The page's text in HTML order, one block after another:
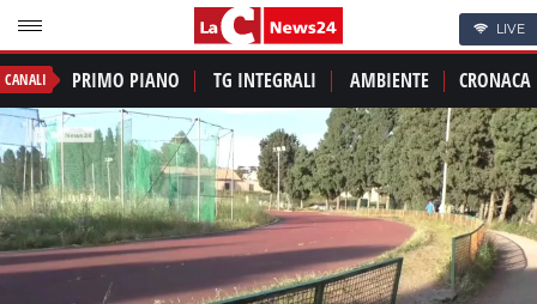
LIVE
CANALI PRIMO PIANO TG INTEGRALI AMBIENTE CRONACA